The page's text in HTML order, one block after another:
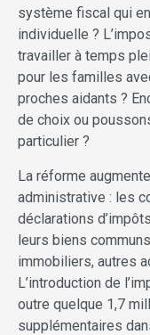
système fis­cal qui
individuelle ?
travailler à temps
pour les familles
proches aidants ?
de choix ou
particulier ?
La réforme
administrative : les
déclarations
leurs biens
immobiliers, autres
L’introduction de
outre quelque 1,7
supplémentaires